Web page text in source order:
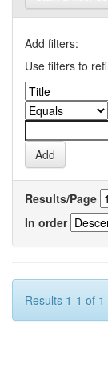
Add filters:
Use filters to
Results/Page
In order
Results 1-1 of